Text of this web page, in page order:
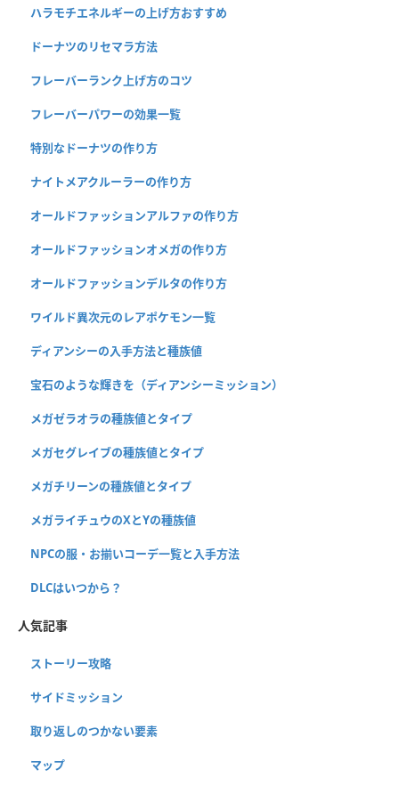
ハラモチエネルギーの上げ方おすすめ
ドーナツのリセマラ方法
フレーバーランク上げ方のコツ
フレーバーパワーの効果一覧
特別なドーナツの作り方
ナイトメアクルーラーの作り方
オールドファッションアルファの作り方
オールドファッションオメガの作り方
オールドファッションデルタの作り方
ワイルド異次元のレアポケモン一覧
ディアンシーの入手方法と種族値
宝石のような輝きを（ディアンシーミッション）
メガゼラオラの種族値とタイプ
メガセグレイブの種族値とタイプ
メガチリーンの種族値とタイプ
メガライチュウのXとYの種族値
NPCの服・お揃いコーデ一覧と入手方法
DLCはいつから？
人気記事
ストーリー攻略
サイドミッション
取り返しのつかない要素
マップ